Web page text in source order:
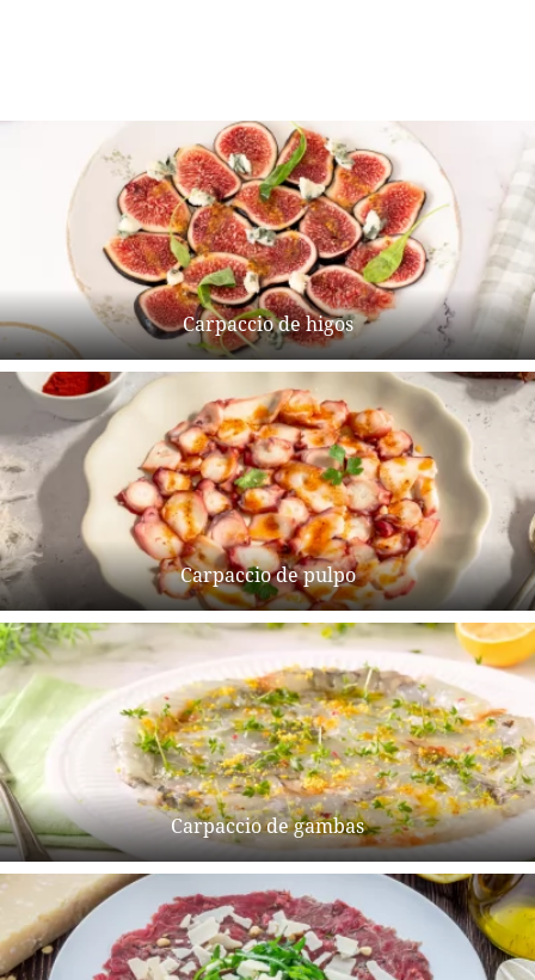
Carpaccio de higos
Carpaccio de pulpo
Carpaccio de gambas